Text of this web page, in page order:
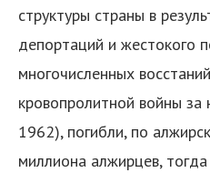
структуры страны в
депортаций и жестокого
многочисленных
кровопролитной войны за
1962), погибли, по
миллиона алжирцев,